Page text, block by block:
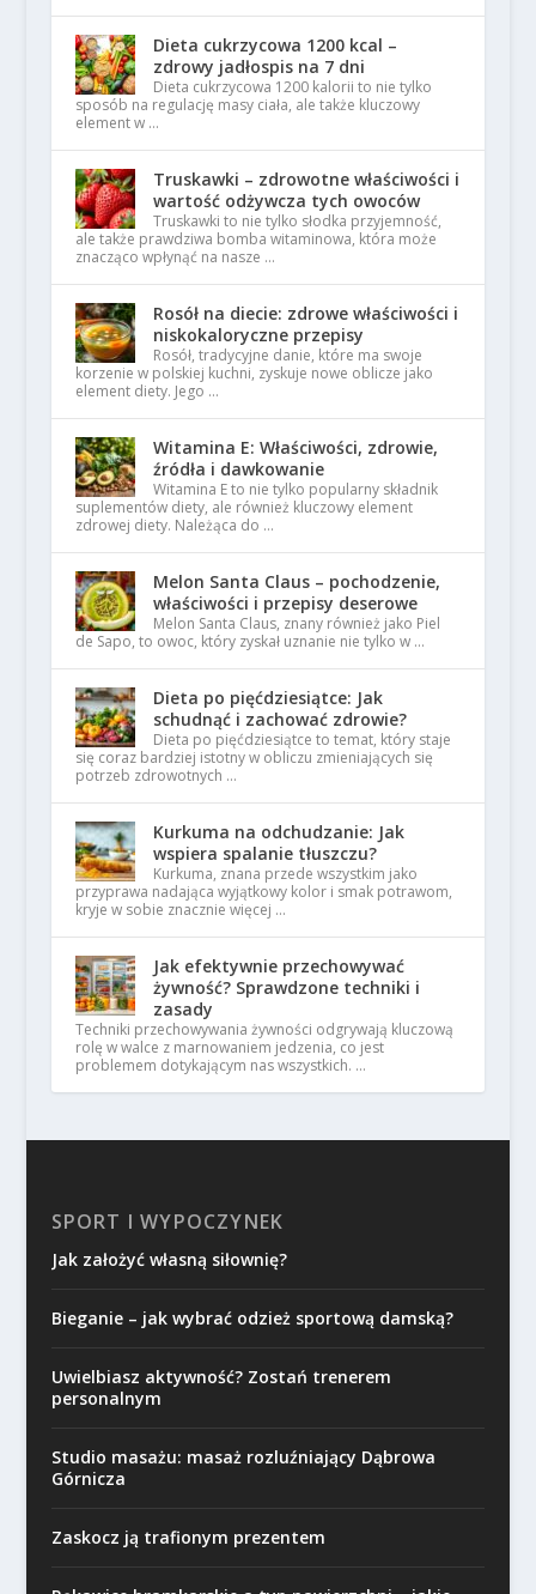
Dieta cukrzycowa 1200 kcal –
zdrowy jadłospis na 7 dni
Dieta cukrzycowa 1200 kalorii to nie tylko
sposób na regulację masy ciała, ale także kluczowy
element w …
Truskawki – zdrowotne właściwości i
wartość odżywcza tych owoców
Truskawki to nie tylko słodka przyjemność,
ale także prawdziwa bomba witaminowa, która może
znacząco wpłynąć na nasze …
Rosół na diecie: zdrowe właściwości i
niskokaloryczne przepisy
Rosół, tradycyjne danie, które ma swoje
korzenie w polskiej kuchni, zyskuje nowe oblicze jako
element diety. Jego …
Witamina E: Właściwości, zdrowie,
źródła i dawkowanie
Witamina E to nie tylko popularny składnik
suplementów diety, ale również kluczowy element
zdrowej diety. Należąca do …
Melon Santa Claus – pochodzenie,
właściwości i przepisy deserowe
Melon Santa Claus, znany również jako Piel
de Sapo, to owoc, który zyskał uznanie nie tylko w …
Dieta po pięćdziesiątce: Jak
schudnąć i zachować zdrowie?
Dieta po pięćdziesiątce to temat, który staje
się coraz bardziej istotny w obliczu zmieniających się
potrzeb zdrowotnych …
Kurkuma na odchudzanie: Jak
wspiera spalanie tłuszczu?
Kurkuma, znana przede wszystkim jako
przyprawa nadająca wyjątkowy kolor i smak potrawom,
kryje w sobie znacznie więcej …
Jak efektywnie przechowywać
żywność? Sprawdzone techniki i
zasady
Techniki przechowywania żywności odgrywają kluczową
rolę w walce z marnowaniem jedzenia, co jest
problemem dotykającym nas wszystkich. …
SPORT I WYPOCZYNEK
Jak założyć własną siłownię?
Bieganie – jak wybrać odzież sportową damską?
Uwielbiasz aktywność? Zostań trenerem
personalnym
Studio masażu: masaż rozluźniający Dąbrowa
Górnicza
Zaskocz ją trafionym prezentem